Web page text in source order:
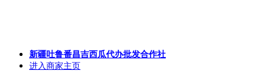
新疆吐鲁番昌吉西瓜代办批发合作社
进入商家主页